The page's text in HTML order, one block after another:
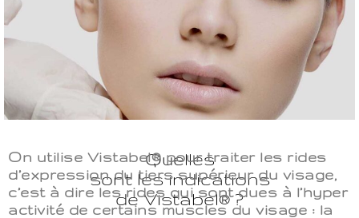
Quelles
sont les indications
de Vistabel® ?
On utilise Vistabel® pour traiter les rides
d’expression du tiers supérieur du visage,
c’est à dire les rides qui sont dues à l’hyper
activité de certains muscles du visage : la